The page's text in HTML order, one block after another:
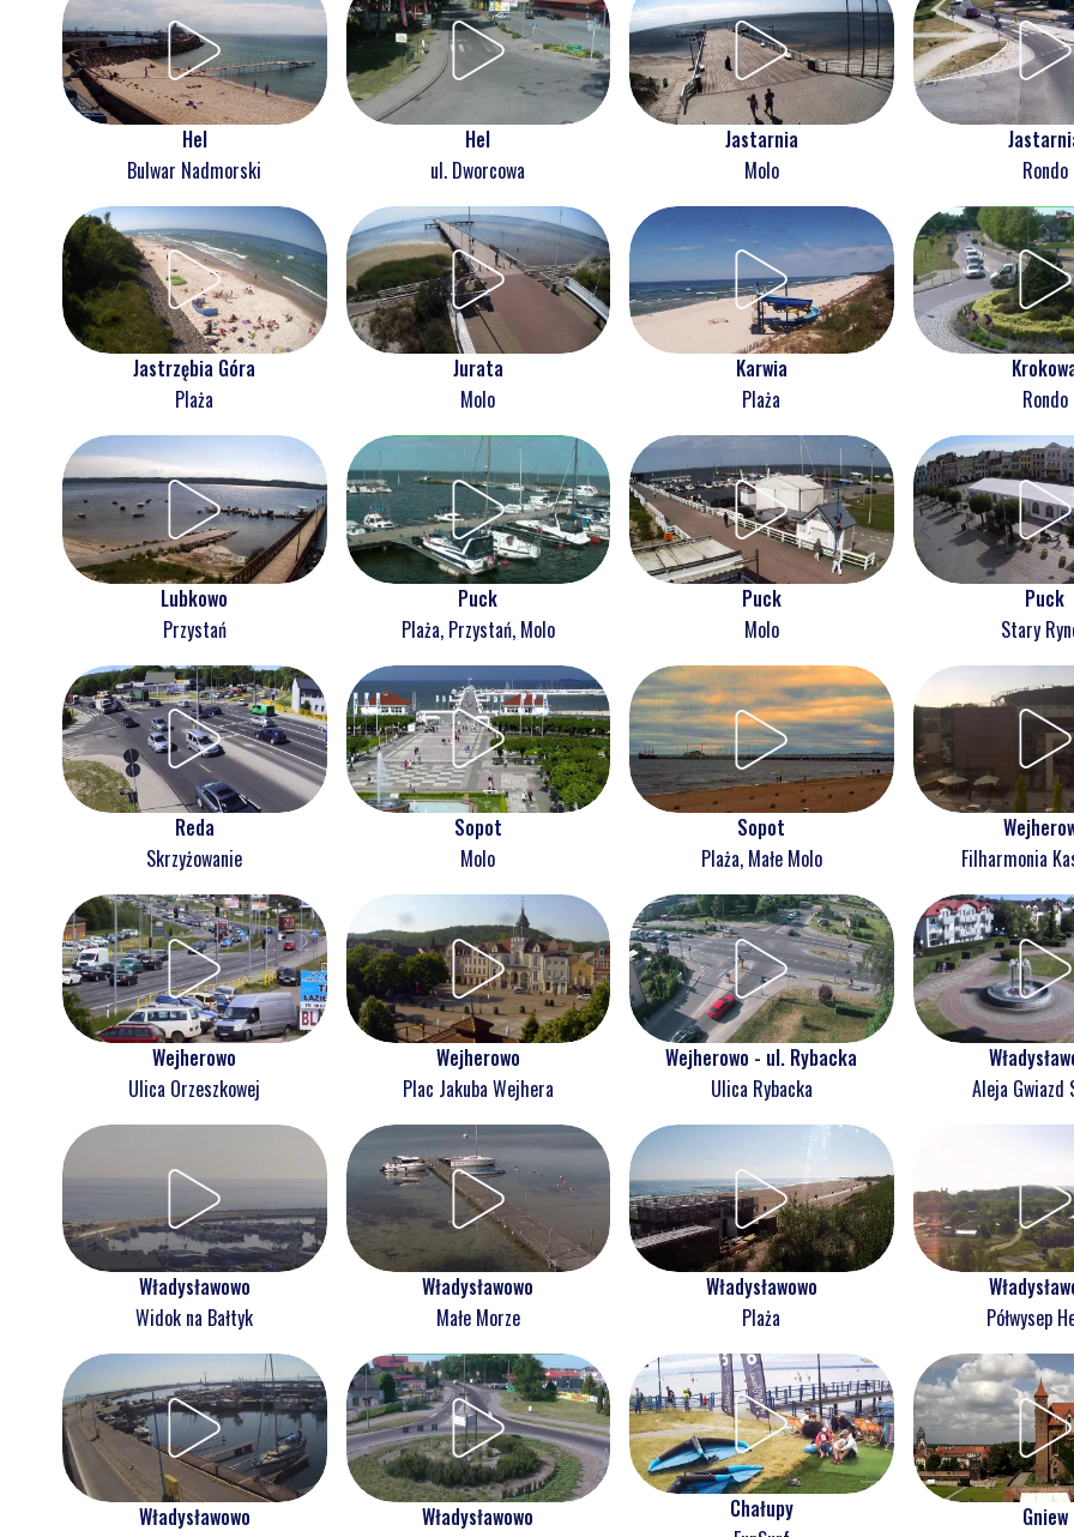
Hel
Bulwar Nadmorski
Hel
ul. Dworcowa
Jastarnia
Molo
Rondo
Jastrzębia Góra
Plaża
Jurata
Molo
Karwia
Plaża
Rondo
Lubkowo
Przystań
Puck
Plaża, Przystań, Molo
Puck
Molo
Puck
Stary
Reda
Skrzyżowanie
Sopot
Molo
Sopot
Plaża, Małe Molo
Filharmonia
Wejherowo
Ulica Orzeszkowej
Wejherowo
Plac Jakuba Wejhera
Wejherowo - ul. Rybacka
Ulica Rybacka
Aleja Gwiazd
Władysławowo
Widok na Bałtyk
Władysławowo
Małe Morze
Władysławowo
Plaża
Półwysep
Władysławowo
Władysławowo
Chałupy
Gniew